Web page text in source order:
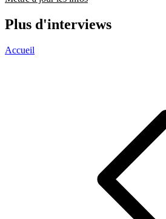
Plus d'interviews
Accueil